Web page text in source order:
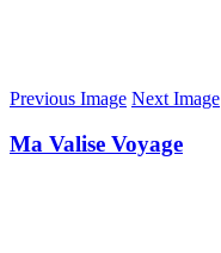
Previous Image Next Image
Ma Valise Voyage